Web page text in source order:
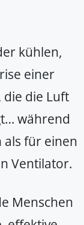
kühlen,
einer
die die Luft
während
als für einen
Ventilator.
Menschen